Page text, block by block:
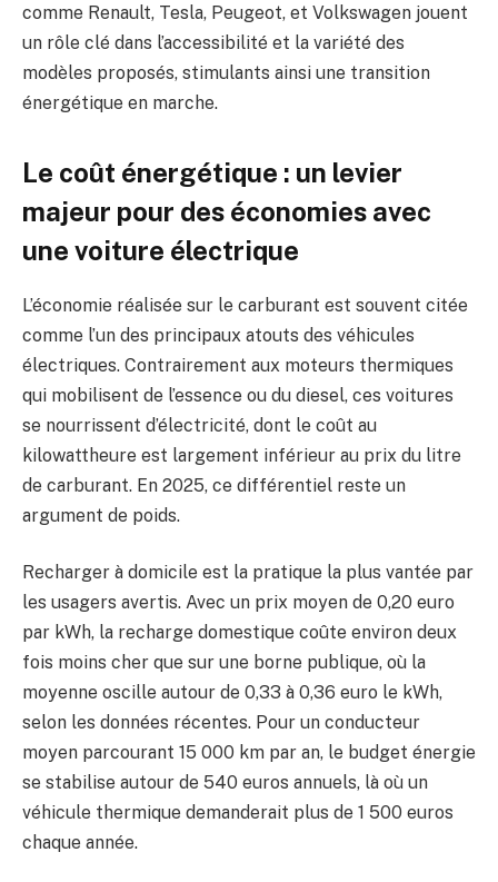
comme Renault, Tesla, Peugeot, et Volkswagen jouent
un rôle clé dans l’accessibilité et la variété des
modèles proposés, stimulants ainsi une transition
énergétique en marche.
Le coût énergétique : un levier
majeur pour des économies avec
une voiture électrique
L’économie réalisée sur le carburant est souvent citée
comme l’un des principaux atouts des véhicules
électriques. Contrairement aux moteurs thermiques
qui mobilisent de l’essence ou du diesel, ces voitures
se nourrissent d’électricité, dont le coût au
kilowattheure est largement inférieur au prix du litre
de carburant. En 2025, ce différentiel reste un
argument de poids.
Recharger à domicile est la pratique la plus vantée par
les usagers avertis. Avec un prix moyen de 0,20 euro
par kWh, la recharge domestique coûte environ deux
fois moins cher que sur une borne publique, où la
moyenne oscille autour de 0,33 à 0,36 euro le kWh,
selon les données récentes. Pour un conducteur
moyen parcourant 15 000 km par an, le budget énergie
se stabilise autour de 540 euros annuels, là où un
véhicule thermique demanderait plus de 1 500 euros
chaque année.